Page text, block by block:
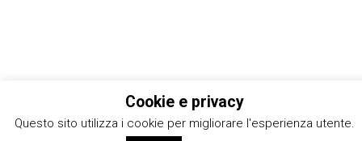
Cookie e privacy
Questo sito utilizza i cookie per migliorare l'esperienza utente.